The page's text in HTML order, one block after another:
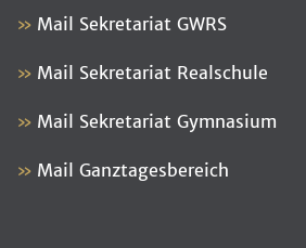
Mail Sekretariat GWRS
Mail Sekretariat Realschule
Mail Sekretariat Gymnasium
Mail Ganztagesbereich